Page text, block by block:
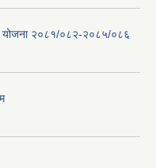
योजना २०८१/०८२-२०८५/०८६